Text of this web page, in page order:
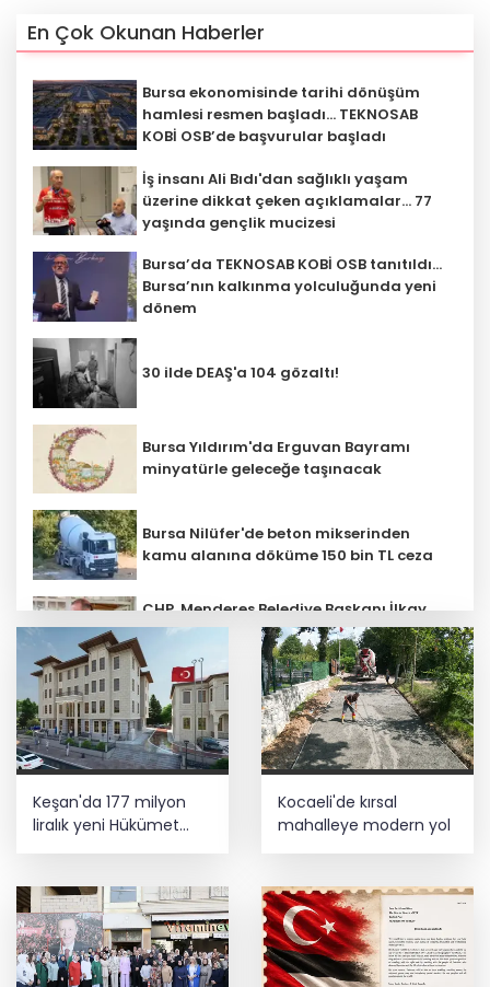
En Çok Okunan Haberler
Bursa ekonomisinde tarihi dönüşüm
hamlesi resmen başladı... TEKNOSAB
KOBİ OSB’de başvurular başladı
İş insanı Ali Bıdı'dan sağlıklı yaşam
üzerine dikkat çeken açıklamalar... 77
yaşında gençlik mucizesi
Bursa’da TEKNOSAB KOBİ OSB tanıtıldı...
Bursa’nın kalkınma yolculuğunda yeni
dönem
30 ilde DEAŞ'a 104 gözaltı!
Bursa Yıldırım'da Erguvan Bayramı
minyatürle geleceğe taşınacak
Bursa Nilüfer'de beton mikserinden
kamu alanına döküme 150 bin TL ceza
CHP, Menderes Belediye Başkanı İlkay
Çiçek'i kesin ihraç talebiyle disipline
sevk etti
Ankara'da uyuşturucu ve fuhuş 8
gözaltı
E-KİP’e Türkiye’nin Dijital Dönüşüm
Ödülü... Kamu kategorisinde zirvede
Arabistan yolcusu
Keşan'da 177 milyon
liralık yeni Hükümet
Kocaeli'de kırsal
mahalleye modern yol